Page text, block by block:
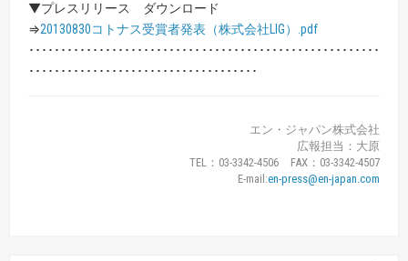
▼プレスリリース ダウンロード
⇒20130830コトナス受賞者発表（株式会社LIG）.pdf
･･･････････････････････････････････････････････････････
････････････････････････････････････
エン・ジャパン株式会社
広報担当：大原
TEL：03-3342-4506 FAX：03-3342-4507
E-mail:en-press@en-japan.com